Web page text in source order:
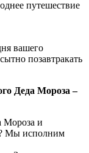
вашего
позавтракать
Деда Мороза –
Мороза и
Мы исполним